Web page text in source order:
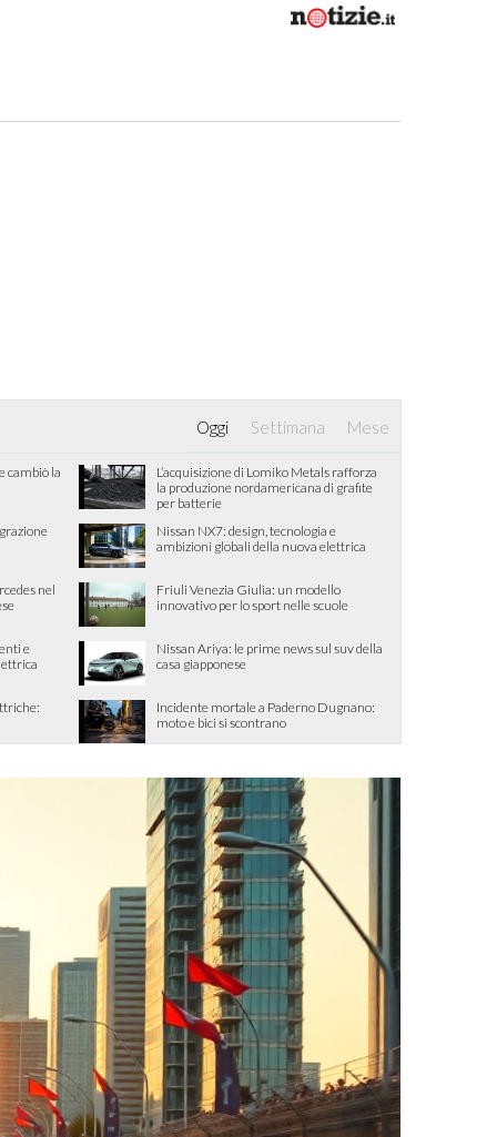
Oggi Settimana Mese
cambiò la
L’acquisizione di Lomiko Metals rafforza
la produzione nordamericana di grafite
per batterie
Nissan NX7: design, tecnologia e
ambizioni globali della nuova elettrica
nel
Friuli Venezia Giulia: un modello
innovativo per lo sport nelle scuole
e
Nissan Ariya: le prime news sul suv della
casa giapponese
Incidente mortale a Paderno Dugnano:
moto e bici si scontrano